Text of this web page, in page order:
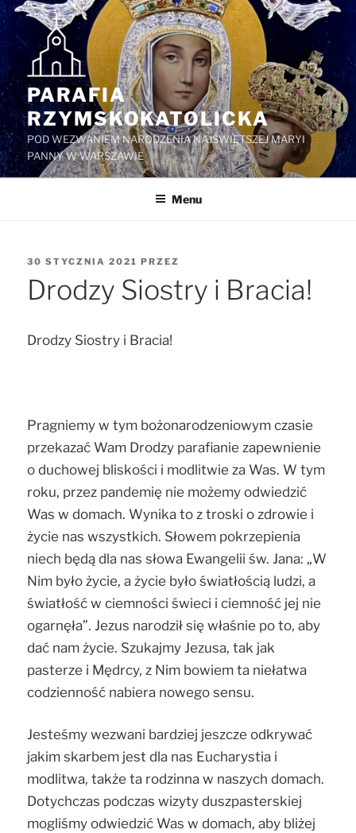
Przejdź
treści
PARAFIA
RZYMSKOKATOLICKA
POD WEZWANIEM NARODZENIA NAJŚWIĘTSZEJ MARYI
PANNY W WARSZAWIE
Menu
OPUBLIKOWANE
30 STYCZNIA 2021 PRZEZ
Drodzy Siostry i Bracia!
Drodzy Siostry i Bracia!
Pragniemy w tym bożonarodzeniowym czasie
przekazać Wam Drodzy parafianie zapewnienie
o duchowej bliskości i modlitwie za Was. W tym
roku, przez pandemię nie możemy odwiedzić
Was w domach. Wynika to z troski o zdrowie i
życie nas wszystkich. Słowem pokrzepienia
niech będą dla nas słowa Ewangelii św. Jana: „W
Nim było życie, a życie było światłością ludzi, a
światłość w ciemności świeci i ciemność jej nie
ogarnęła”. Jezus narodził się właśnie po to, aby
dać nam życie. Szukajmy Jezusa, tak jak
pasterze i Mędrcy, z Nim bowiem ta niełatwa
codzienność nabiera nowego sensu.
Jesteśmy wezwani bardziej jeszcze odkrywać
jakim skarbem jest dla nas Eucharystia i
modlitwa, także ta rodzinna w naszych domach.
Dotychczas podczas wizyty duszpasterskiej
mogliśmy odwiedzić Was w domach, aby bliżej